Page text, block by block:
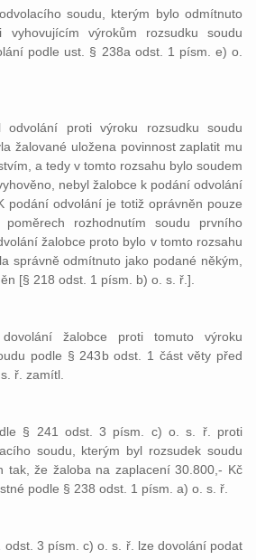
soudu, kterým bylo odmítnuto
vyhovujícím výrokům rozsudku soudu
podle ust. § 238a odst. 1 písm. e) o.
odvolání proti výroku rozsudku soudu
žalované uložena povinnost zaplatit mu
a tedy v tomto rozsahu bylo soudem
nebyl žalobce k podání odvolání
podání odvolání je totiž oprávněn pouze
rozhodnutím soudu prvního
žalobce proto bylo v tomto rozsahu
správně odmítnuto jako podané někým,
[§ 218 odst. 1 písm. b) o. s. ř.].
žalobce proti tomuto výroku
podle § 243b odst. 1 část věty před
ř. zamítl.
§ 241 odst. 3 písm. c) o. s. ř. proti
soudu, kterým byl rozsudek soudu
tak, že žaloba na zaplacení 30.800,- Kč
podle § 238 odst. 1 písm. a) o. s. ř.
odst. 3 písm. c) o. s. ř. lze dovolání podat